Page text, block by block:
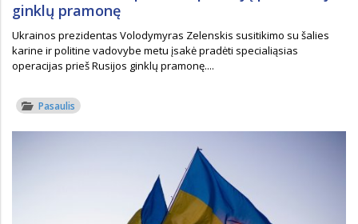
ginklų pramonę
Ukrainos prezidentas Volodymyras Zelenskis susitikimo su šalies
karine ir politine vadovybe metu įsakė pradėti specialiąsias
operacijas prieš Rusijos ginklų pramonę....
Pasaulis